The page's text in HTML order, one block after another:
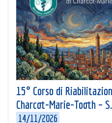
15° Corso di
Charcot-Marie-Tooth –
14/11/2026